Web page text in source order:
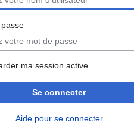
ma session active
Se connecter
Aide pour se connecter